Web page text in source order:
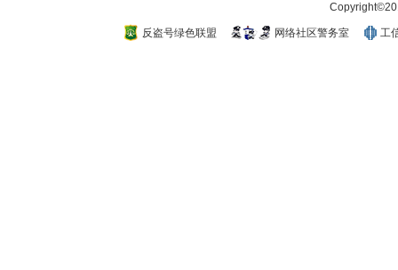
反盗号绿色联盟 网络社区警务室 工